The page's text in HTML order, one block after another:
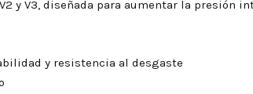
V3, diseñada para aumentar la presión
y resistencia al desgaste